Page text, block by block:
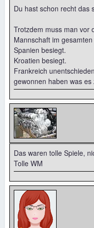
Du hast schon recht das
Trotzdem muss man vor
Mannschaft im
Spanien besiegt.
Kroatien besiegt.
Frankreich
gewonnen haben was
Das waren tolle Spiele,
Tolle WM